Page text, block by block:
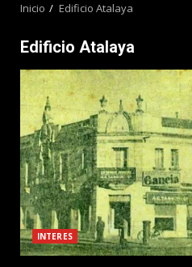
Inicio Edificio Atalaya
Edificio Atalaya
INTERES